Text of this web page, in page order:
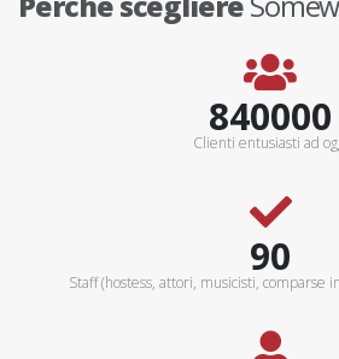
900000+
Clienti entusiasti ad
100+
Staff (hostess, attori, musicisti, comparse